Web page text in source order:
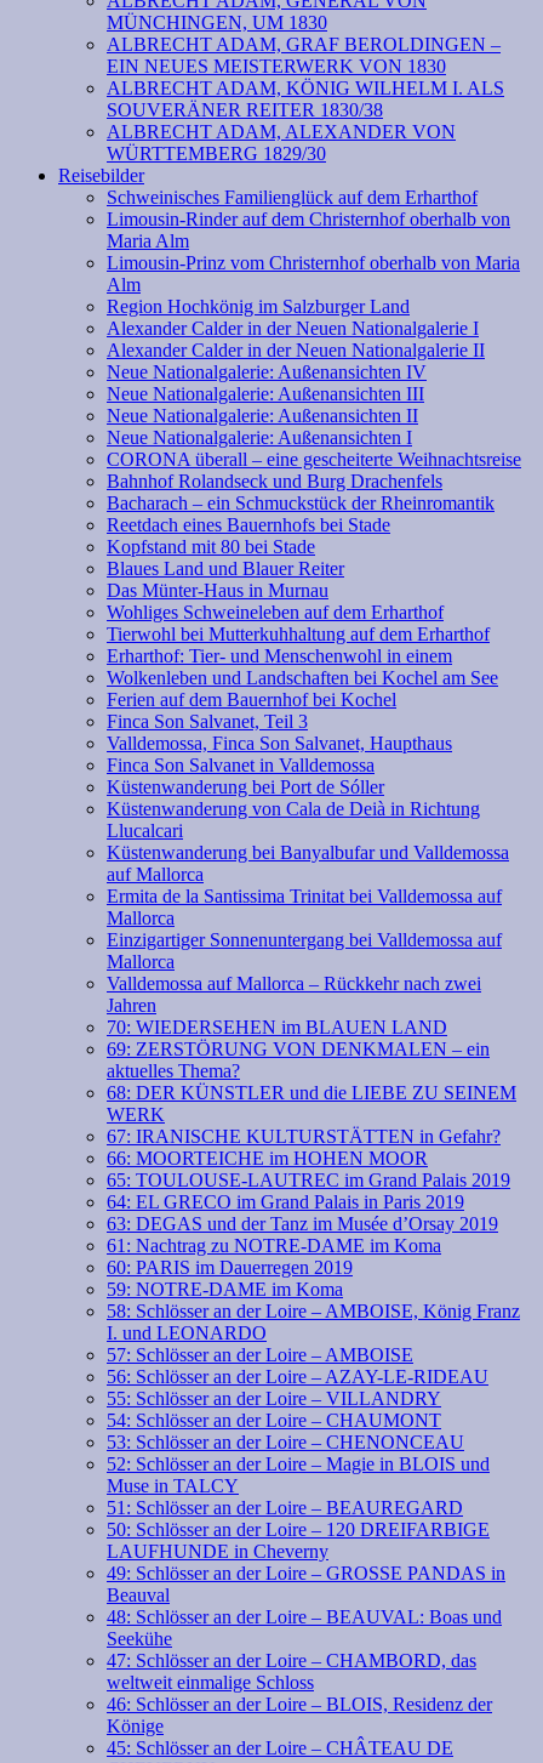
MÜNCHINGEN, UM 1830
ALBRECHT ADAM, GRAF BEROLDINGEN –
EIN NEUES MEISTERWERK VON 1830
ALBRECHT ADAM, KÖNIG WILHELM I. ALS
SOUVERÄNER REITER 1830/38
ALBRECHT ADAM, ALEXANDER VON
WÜRTTEMBERG 1829/30
Reisebilder
Schweinisches Familienglück auf dem Erharthof
Limousin-Rinder auf dem Christernhof oberhalb von
Maria Alm
Limousin-Prinz vom Christernhof oberhalb von Maria
Alm
Region Hochkönig im Salzburger Land
Alexander Calder in der Neuen Nationalgalerie I
Alexander Calder in der Neuen Nationalgalerie II
Neue Nationalgalerie: Außenansichten IV
Neue Nationalgalerie: Außenansichten III
Neue Nationalgalerie: Außenansichten II
Neue Nationalgalerie: Außenansichten I
CORONA überall – eine gescheiterte Weihnachtsreise
Bahnhof Rolandseck und Burg Drachenfels
Bacharach – ein Schmuckstück der Rheinromantik
Reetdach eines Bauernhofs bei Stade
Kopfstand mit 80 bei Stade
Blaues Land und Blauer Reiter
Das Münter-Haus in Murnau
Wohliges Schweineleben auf dem Erharthof
Tierwohl bei Mutterkuhhaltung auf dem Erharthof
Erharthof: Tier- und Menschenwohl in einem
Wolkenleben und Landschaften bei Kochel am See
Ferien auf dem Bauernhof bei Kochel
Finca Son Salvanet, Teil 3
Valldemossa, Finca Son Salvanet, Haupthaus
Finca Son Salvanet in Valldemossa
Küstenwanderung bei Port de Sóller
Küstenwanderung von Cala de Deià in Richtung
Llucalcari
Küstenwanderung bei Banyalbufar und Valldemossa
auf Mallorca
Ermita de la Santissima Trinitat bei Valldemossa auf
Mallorca
Einzigartiger Sonnenuntergang bei Valldemossa auf
Mallorca
Valldemossa auf Mallorca – Rückkehr nach zwei
Jahren
70: WIEDERSEHEN im BLAUEN LAND
69: ZERSTÖRUNG VON DENKMALEN – ein
aktuelles Thema?
68: DER KÜNSTLER und die LIEBE ZU SEINEM
WERK
67: IRANISCHE KULTURSTÄTTEN in Gefahr?
66: MOORTEICHE im HOHEN MOOR
65: TOULOUSE-LAUTREC im Grand Palais 2019
64: EL GRECO im Grand Palais in Paris 2019
63: DEGAS und der Tanz im Musée d’Orsay 2019
61: Nachtrag zu NOTRE-DAME im Koma
60: PARIS im Dauerregen 2019
59: NOTRE-DAME im Koma
58: Schlösser an der Loire – AMBOISE, König Franz
I. und LEONARDO
57: Schlösser an der Loire – AMBOISE
56: Schlösser an der Loire – AZAY-LE-RIDEAU
55: Schlösser an der Loire – VILLANDRY
54: Schlösser an der Loire – CHAUMONT
53: Schlösser an der Loire – CHENONCEAU
52: Schlösser an der Loire – Magie in BLOIS und
Muse in TALCY
51: Schlösser an der Loire – BEAUREGARD
50: Schlösser an der Loire – 120 DREIFARBIGE
LAUFHUNDE in Cheverny
49: Schlösser an der Loire – GROSSE PANDAS in
Beauval
48: Schlösser an der Loire – BEAUVAL: Boas und
Seekühe
47: Schlösser an der Loire – CHAMBORD, das
weltweit einmalige Schloss
46: Schlösser an der Loire – BLOIS, Residenz der
Könige
45: Schlösser an der Loire – CHÂTEAU DE